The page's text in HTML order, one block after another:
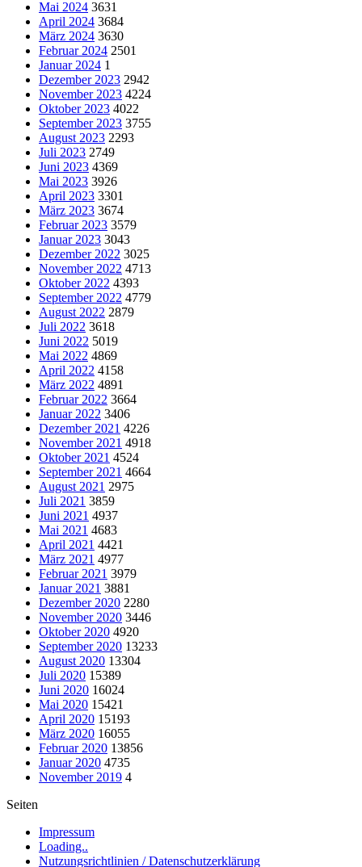
Mai 2024 3631
April 2024 3684
März 2024 3630
Februar 2024 2501
Januar 2024 1
Dezember 2023 2942
November 2023 4224
Oktober 2023 4022
September 2023 3755
August 2023 2293
Juli 2023 2749
Juni 2023 4369
Mai 2023 3926
April 2023 3301
März 2023 3674
Februar 2023 3579
Januar 2023 3043
Dezember 2022 3025
November 2022 4713
Oktober 2022 4393
September 2022 4779
August 2022 2879
Juli 2022 3618
Juni 2022 5019
Mai 2022 4869
April 2022 4158
März 2022 4891
Februar 2022 3664
Januar 2022 3406
Dezember 2021 4226
November 2021 4918
Oktober 2021 4524
September 2021 4664
August 2021 2975
Juli 2021 3859
Juni 2021 4937
Mai 2021 4683
April 2021 4421
März 2021 4977
Februar 2021 3979
Januar 2021 3881
Dezember 2020 2280
November 2020 3446
Oktober 2020 4920
September 2020 13233
August 2020 13304
Juli 2020 15389
Juni 2020 16024
Mai 2020 15421
April 2020 15193
März 2020 16055
Februar 2020 13856
Januar 2020 4735
November 2019 4
Seiten
Impressum
Loading..
Nutzungsrichtlinien / Datenschutzerklärung